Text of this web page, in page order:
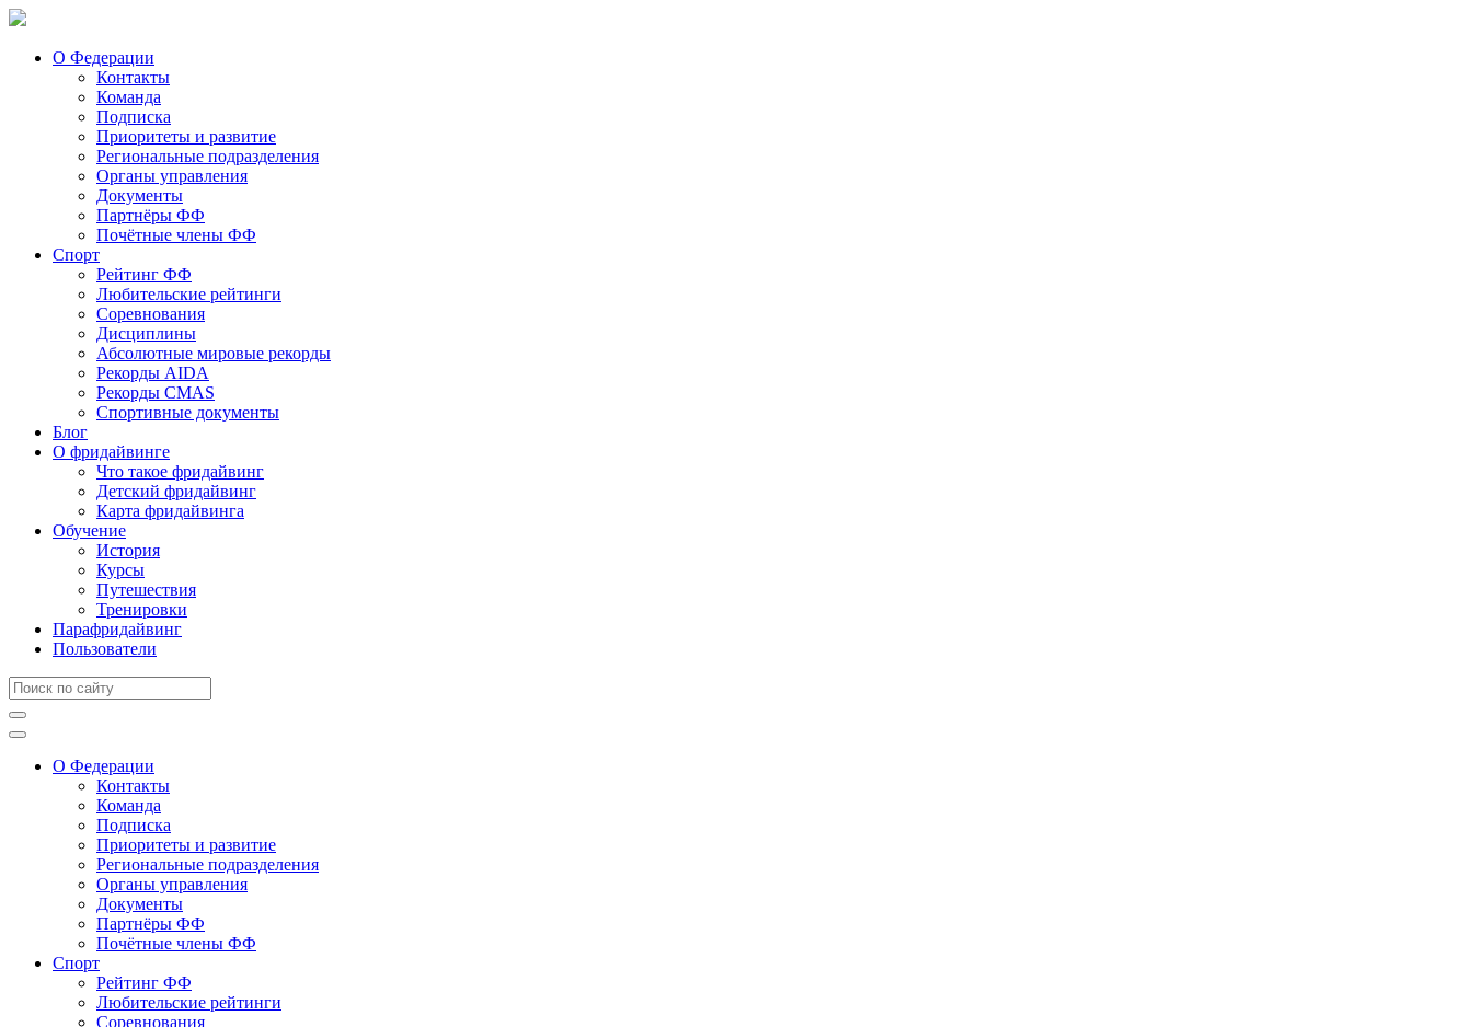
О Федерации
Контакты
Команда
Подписка
Приоритеты и развитие
Региональные подразделения
Органы управления
Документы
Партнёры ФФ
Почётные члены ФФ
Спорт
Рейтинг ФФ
Любительские рейтинги
Соревнования
Дисциплины
Абсолютные мировые рекорды
Рекорды AIDA
Рекорды CMAS
Спортивные документы
Блог
О фридайвинге
Что такое фридайвинг
Детский фридайвинг
Карта фридайвинга
Обучение
История
Курсы
Путешествия
Тренировки
Парафридайвинг
Пользователи
О Федерации
Контакты
Команда
Подписка
Приоритеты и развитие
Региональные подразделения
Органы управления
Документы
Партнёры ФФ
Почётные члены ФФ
Спорт
Рейтинг ФФ
Любительские рейтинги
Соревнования